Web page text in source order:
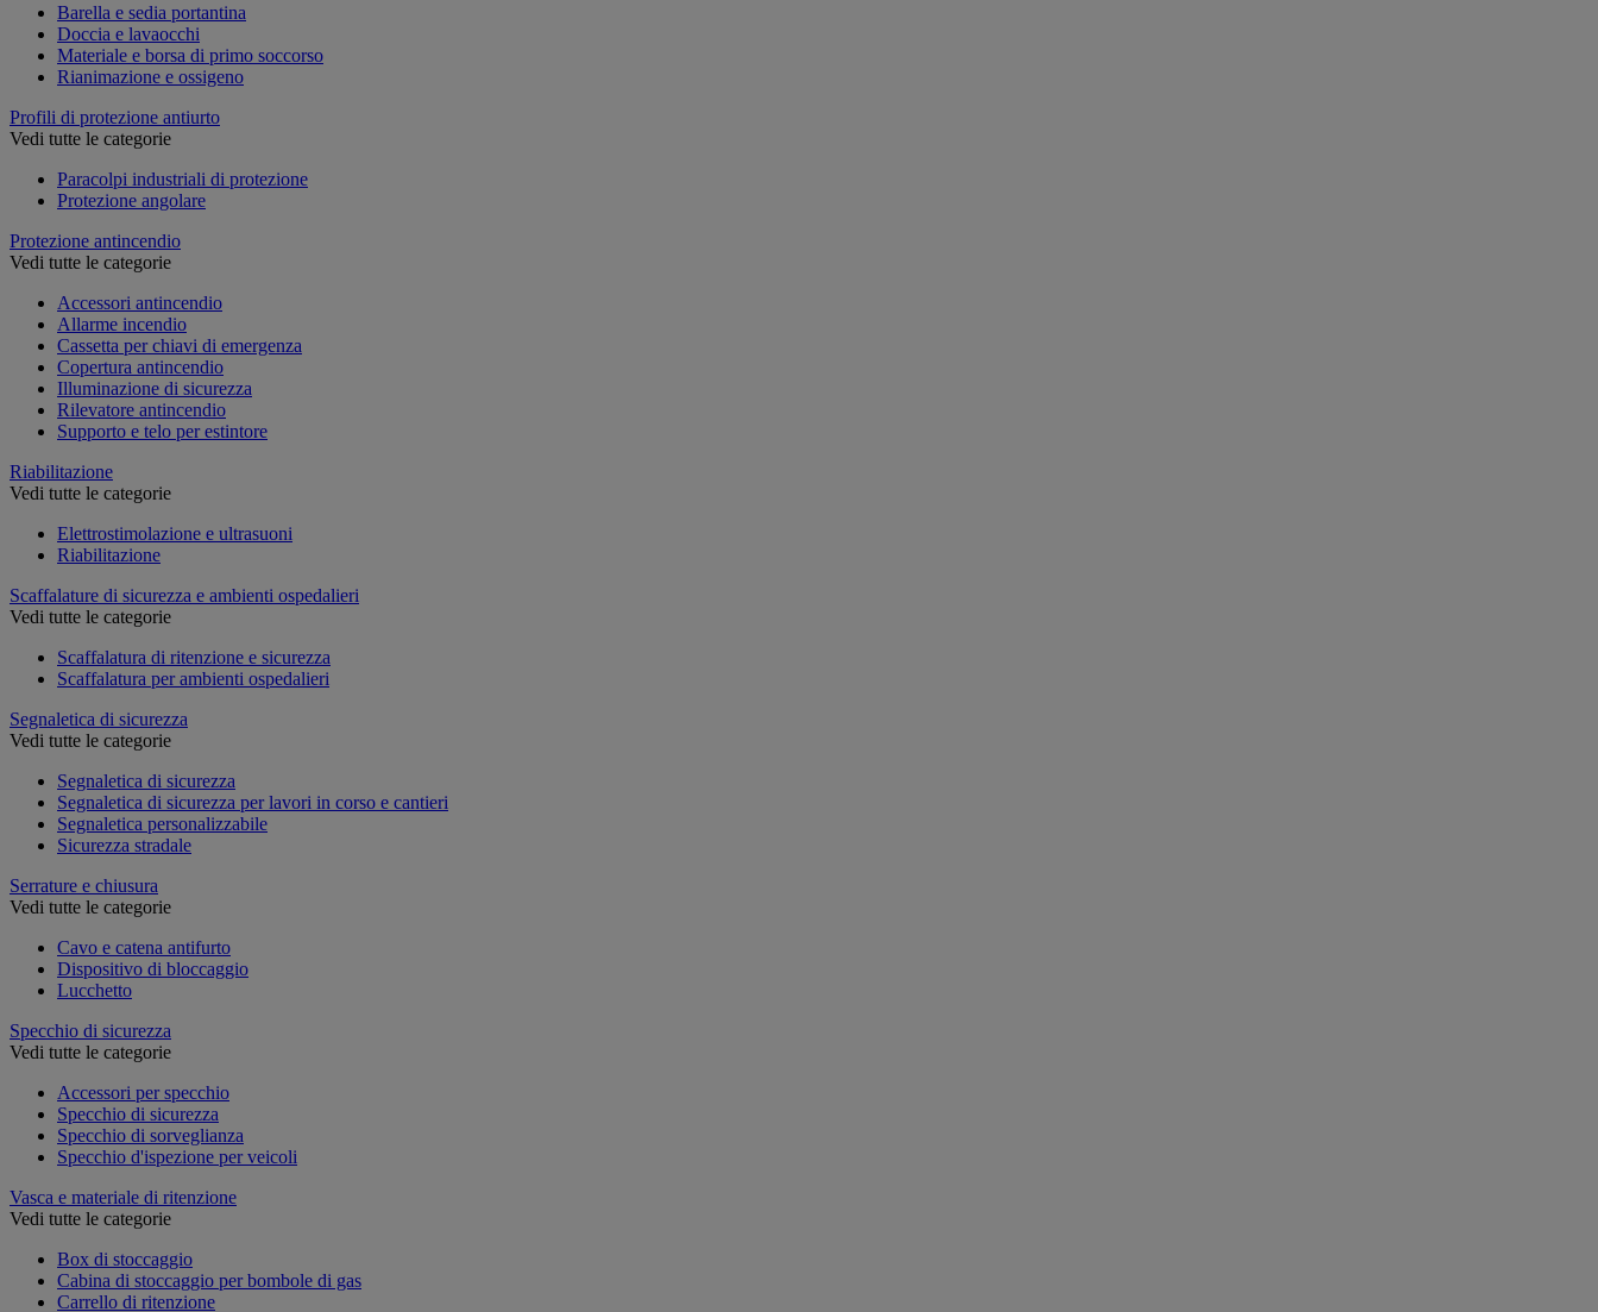
Barella e sedia portantina
Doccia e lavaocchi
Materiale e borsa di primo soccorso
Rianimazione e ossigeno
Profili di protezione antiurto
Vedi tutte le categorie
Paracolpi industriali di protezione
Protezione angolare
Protezione antincendio
Vedi tutte le categorie
Accessori antincendio
Allarme incendio
Cassetta per chiavi di emergenza
Copertura antincendio
Illuminazione di sicurezza
Rilevatore antincendio
Supporto e telo per estintore
Riabilitazione
Vedi tutte le categorie
Elettrostimolazione e ultrasuoni
Riabilitazione
Scaffalature di sicurezza e ambienti ospedalieri
Vedi tutte le categorie
Scaffalatura di ritenzione e sicurezza
Scaffalatura per ambienti ospedalieri
Segnaletica di sicurezza
Vedi tutte le categorie
Segnaletica di sicurezza
Segnaletica di sicurezza per lavori in corso e cantieri
Segnaletica personalizzabile
Sicurezza stradale
Serrature e chiusura
Vedi tutte le categorie
Cavo e catena antifurto
Dispositivo di bloccaggio
Lucchetto
Specchio di sicurezza
Vedi tutte le categorie
Accessori per specchio
Specchio di sicurezza
Specchio di sorveglianza
Specchio d'ispezione per veicoli
Vasca e materiale di ritenzione
Vedi tutte le categorie
Box di stoccaggio
Cabina di stoccaggio per bombole di gas
Carrello di ritenzione